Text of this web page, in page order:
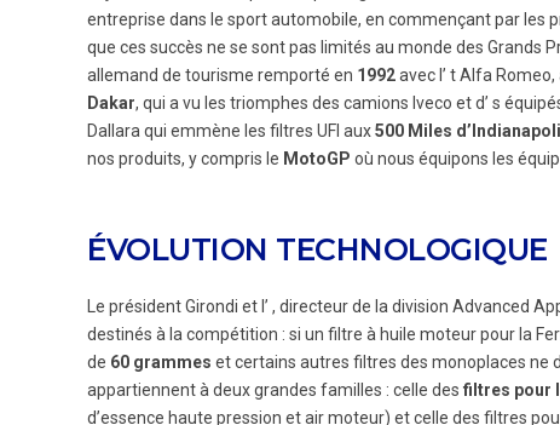
entreprise dans le sport automobile, en commençant par les
que ces succès ne se sont pas limités au monde des Grands
allemand de tourisme remporté en 1992avec l’ t Alfa
Dakar, qui a vu les triomphes des camions Iveco et d’ s
Dallara qui emmène les filtres UFI aux500 Miles
nos produits, y compris le MotoGP où nous équipons les
ÉVOLUTION TECHNOLOGIQUE
Le président Girondi et l’ , directeur de la division Advanced
destinés à la compétition : si un filtre à huile moteur pour la
de 60 grammes et certains autres filtres des monoplaces ne
appartiennent à deux grandes familles : celle des filtres pour
d’essence haute pression et air moteur) et celle des filtres